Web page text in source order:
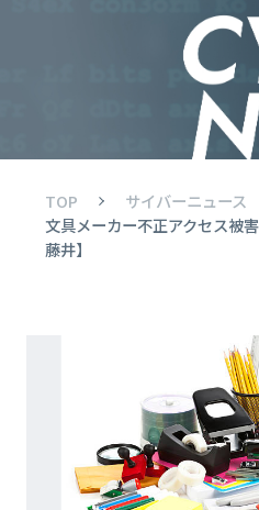
TOP
サイバーニュース
文具メーカー不正アクセス被
藤井】